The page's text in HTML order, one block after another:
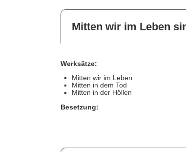
Mitten wir im Leben
Werksätze:
Mitten wir im Leben
Mitten in dem Tod
Mitten in der Höllen
Besetzung: